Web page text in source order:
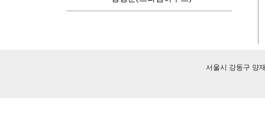
서울시 강동구 양